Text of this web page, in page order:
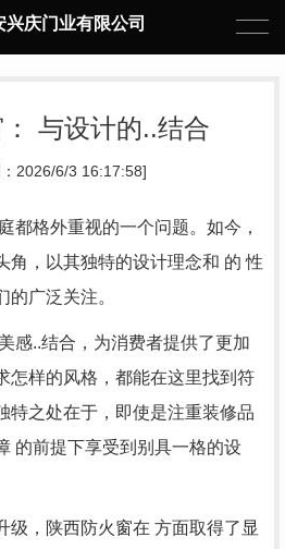
兴庆门业有限公司
与设计的..结合
2026/6/3 16:17:58]
都格外重视的一个问题。如今，
角，以其独特的设计理念和 的 性
广泛关注。
感..结合，为消费者提供了更加
怎样的风格，都能在这里找到符
特之处在于，即使是注重装修品
的前提下享受到别具一格的设
级，陕西防火窗在 方面取得了显